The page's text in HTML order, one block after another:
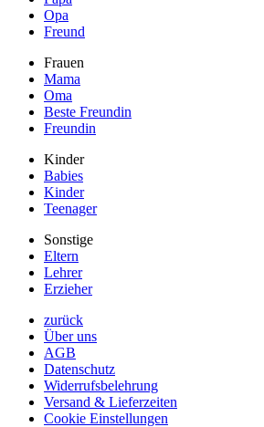
Opa
Freund
Frauen
Mama
Oma
Beste Freundin
Freundin
Kinder
Babies
Kinder
Teenager
Sonstige
Eltern
Lehrer
Erzieher
zurück
Über uns
AGB
Datenschutz
Widerrufsbelehrung
Versand & Lieferzeiten
Cookie Einstellungen